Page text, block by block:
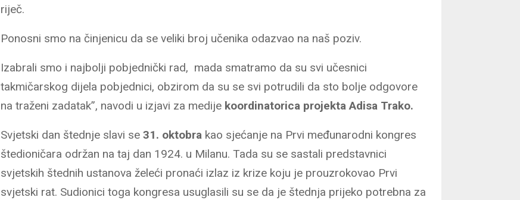
riječ.
Ponosni smo na činjenicu da se veliki broj učenika odazvao na naš poziv.
Izabrali smo i najbolji pobjednički rad, mada smatramo da su svi učesnici
takmičarskog dijela pobjednici, obzirom da su se svi potrudili da sto bolje odgovore
na traženi zadatak”, navodi u izjavi za medije koordinatorica projekta Adisa Trako.
Svjetski dan štednje slavi se 31. oktobra kao sjećanje na Prvi međunarodni kongres
štedioničara održan na taj dan 1924. u Milanu. Tada su se sastali predstavnici
svjetskih štednih ustanova želeći pronaći izlaz iz krize koju je prouzrokovao Prvi
svjetski rat. Sudionici toga kongresa usuglasili su se da je štednja prijeko potrebna za